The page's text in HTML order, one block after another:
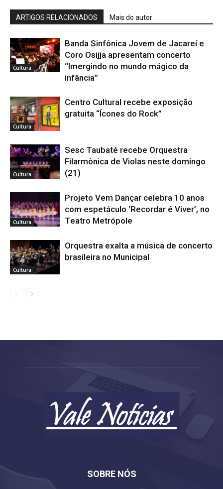
ARTIGOS RELACIONADOS Mais do autor
Cultura
Banda Sinfônica Jovem de Jacareí e
Coro Osijja apresentam concerto
“Imergindo no mundo mágico da
infância”
Cultura
Centro Cultural recebe exposição
gratuita “Ícones do Rock”
Cultura
Sesc Taubaté recebe Orquestra
Filarmônica de Violas neste domingo
(21)
Cultura
Projeto Vem Dançar celebra 10 anos
com espetáculo ‘Recordar é Viver’, no
Teatro Metrópole
Cultura
Orquestra exalta a música de concerto
brasileira no Municipal
SOBRE NÓS